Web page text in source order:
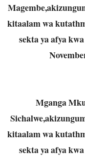
kitaalam wa
sekta ya afya
Mganga
kitaalam wa
sekta ya afya